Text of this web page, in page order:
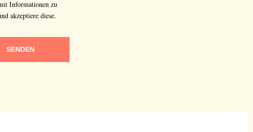
Informationen zu
akzeptiere diese.
SENDEN